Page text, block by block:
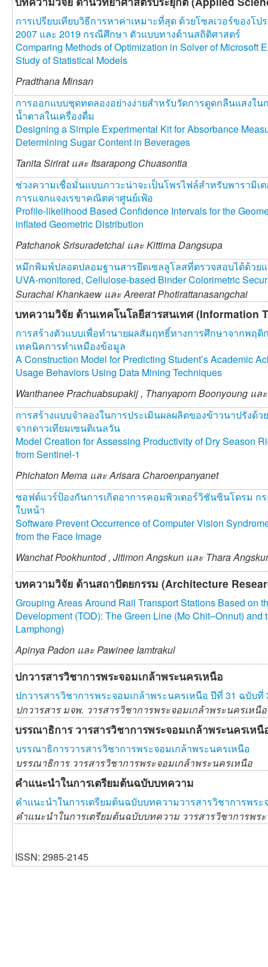
การเปรียบเทียบวิธีการหาค่าเหมาะที่สุด ด้วยโซลเวอร์ของโ
2007 และ 2019 กรณีศึกษา ตัวแบบทางด้านสถิติศาสตร์
Comparing Methods of Optimization in Solver of Microsoft
Study of Statistical Models
Pradthana Minsan
การออกแบบชุดทดลองอย่างง่ายสำหรับวัดการดูดกลืนแสงใ
น้ำตาลในเครื่องดื่ม
Designing a Simple Experimental Kit for Absorbance
Determining Sugar Content in Beverages
Tanita Sirirat และ Itsarapong Chuasontia
ช่วงความเชื่อมั่นแบบภาวะน่าจะเป็นโพรไฟล์สำหรับพารามิเ
การแจกแจงเรขาคณิตค่าศูนย์เฟ้อ
Profile-likelihood Based Confidence Intervals for the
inflated Geometric Distribution
Patchanok Srisuradetchai และKittima Dangsupa
หมึกพิมพ์ปลอดปลอมฐานสารยึดเซลลูโลสที่ตรวจสอบได้ด้วยแ
UVA-monitored, Cellulose-based Binder Colorimetric
Surachai Khankaew และAreerat Photirattanasangchai
บทความวิจัย ด้านเทคโนโลยีสารสนเทศ (Information
การสร้างตัวแบบเพื่อทำนายผลสัมฤทธิ์ทางการศึกษาจากพฤ
เทคนิคการทำเหมืองข้อมูล
A Construction Model for Predicting Student’s Academic
Usage Behaviors Using Data Mining Techniques
Wanthanee Prachuabsupakij , Thanyaporn Boonyoung แล
การสร้างแบบจำลองในการประเมินผลผลิตของข้าวนาปรังด้
จากดาวเทียมเซนติเนลวัน
Model Creation for Assessing Productivity of Dry Season
from Sentinel-1
Phichaton Mema และArisara Charoenpanyanet
ซอฟต์แวร์ป้องกันการเกิดอาการคอมพิวเตอร์วิชันซินโดรม ก
ใบหน้า
Software Prevent Occurrence of Computer Vision
from the Face Image
Wanchat Pookhuntod , Jitimon Angskun และ Thara
บทความวิจัย ด้านสถาปัตยกรรม (Architecture
Grouping Areas Around Rail Transport Stations Based on
Development (TOD): The Green Line (Mo Chit–Onnut)
Lamphong)
Apinya Padon และPawinee Iamtrakul
ปกวารสารวิชาการพระจอมเกล้าพระนครเหนือ
ปกวารสารวิชาการพระจอมเกล้าพระนครเหนือ ปีที่ 31 ฉบับที่
ปกวารสาร มจพ. วารสารวิชาการพระจอมเกล้าพระนครเหนือ
บรรณาธิการ วารสารวิชาการพระจอมเกล้าพระนครเหนื
บรรณาธิการวารสารวิชาการพระจอมเกล้าพระนครเหนือ
บรรณาธิการ วารสารวิชาการพระจอมเกล้าพระนครเหนือ
คำแนะนำในการเตรียมต้นฉบับบทความ
คำแนะนำในการเตรียมต้นฉบับบทความวารสารวิชาการพระ
คำแนะนำในการเตรียมต้นฉบับบทความ วารสารวิชาการพร
ISSN: 2985-2145